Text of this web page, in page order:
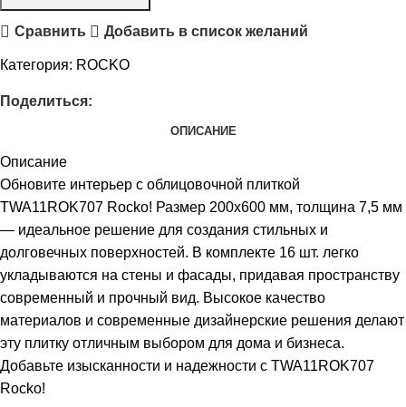
Сравнить Добавить в список желаний
Категория: ROCKO
Поделиться:
ОПИСАНИЕ
Описание
Обновите интерьер с облицовочной плиткой
TWA11ROK707 Rocko! Размер 200х600 мм, толщина 7,5 мм
— идеальное решение для создания стильных и
долговечных поверхностей. В комплекте 16 шт. легко
укладываются на стены и фасады, придавая пространству
современный и прочный вид. Высокое качество
материалов и современные дизайнерские решения делают
эту плитку отличным выбором для дома и бизнеса.
Добавьте изысканности и надежности с TWA11ROK707
Rocko!